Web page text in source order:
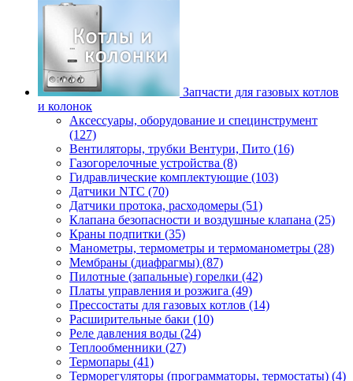
Запчасти для газовых котлов
и колонок
Аксессуары, оборудование и специнструмент
(127)
Вентиляторы, трубки Вентури, Пито (16)
Газогорелочные устройства (8)
Гидравлические комплектующие (103)
Датчики NTC (70)
Датчики протока, расходомеры (51)
Клапана безопасности и воздушные клапана (25)
Краны подпитки (35)
Манометры, термометры и термоманометры (28)
Мембраны (диафрагмы) (87)
Пилотные (запальные) горелки (42)
Платы управления и розжига (49)
Прессостаты для газовых котлов (14)
Расширительные баки (10)
Реле давления воды (24)
Теплообменники (27)
Термопары (41)
Терморегуляторы (программаторы, термостаты) (4)